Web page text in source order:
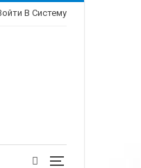
В Систему